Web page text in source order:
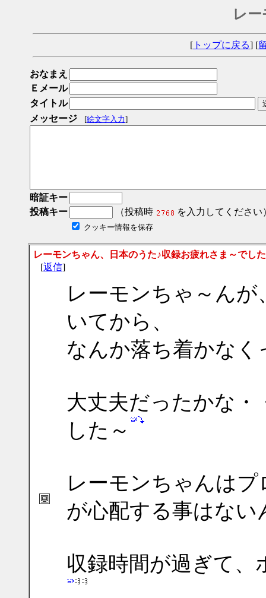
レ
[ トップに戻る] [
おなまえ
Ｅメール
タイトル
メッセージ
[絵文字入力]
暗証キー
投稿キー
（投稿時 を入力してください
クッキー情報を保存
レーモンちゃん、日本のうた♪収録お疲れさま～でし
[返信]
レーモンちゃ～ん
いてから、
なんか落ち着かな
大丈夫だったかな
した～
レーモンちゃんは
が心配する事はない
収録時間が過ぎて、